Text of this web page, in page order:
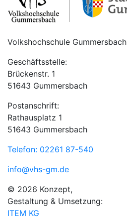
Volkshochschule Gummersbach
Geschäftsstelle:
Brückenstr. 1
51643 Gummersbach
Postanschrift:
Rathausplatz 1
51643 Gummersbach
Telefon: 02261 87-540
info@vhs-gm.de
© 2026 Konzept,
Gestaltung & Umsetzung:
ITEM KG